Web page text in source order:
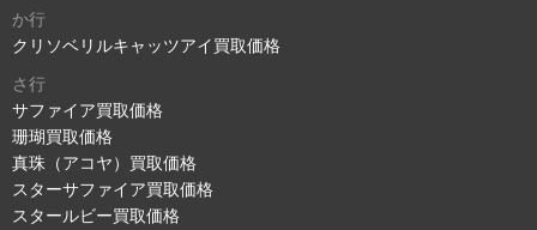
か行
クリソベリルキャッツアイ買取価格
さ行
サファイア買取価格
珊瑚買取価格
真珠（アコヤ）買取価格
スターサファイア買取価格
スタールビー買取価格